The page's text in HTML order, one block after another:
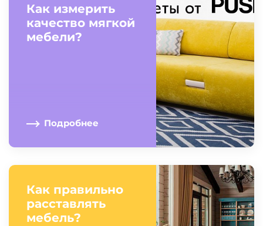
Как измерить
качество мягкой
мебели?
Подробнее
Как правильно
расставлять
мебель?